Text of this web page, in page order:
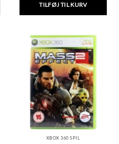
TILFØJ TIL KURV
XBOX 360 SPIL